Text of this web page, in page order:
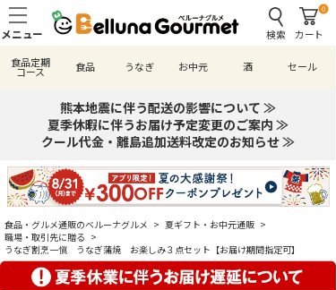
検索
0
カート
食品定期
コース 食品 うなぎ お中元 酒 セール
熊本地震に伴う配送の影響について ≫
夏季休暇に伴うお届け予定変更のご案内 ≫
クール代金・離島追加送料改定のお知らせ ≫
食品・グルメ通販のベルーナグルメ > 夏ギフト・お中元通販 >
職場・取引先に贈る >
うなぎ割烹一愼 うなぎ蒲焼 お楽しみ３点セット【お届け期間指定可】